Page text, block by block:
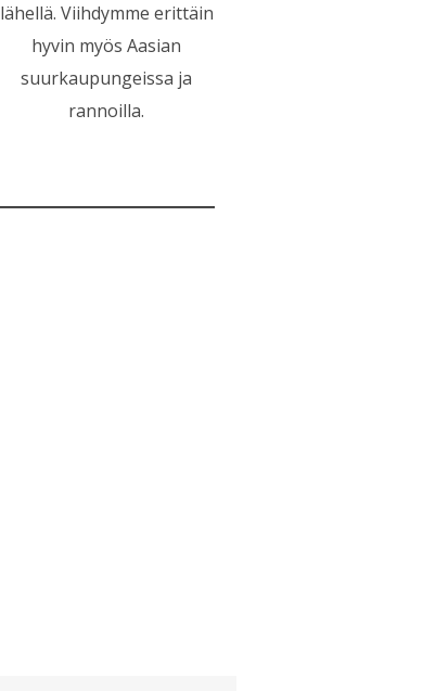
lähellä. Viihdymme erittäin
hyvin myös Aasian
suurkaupungeissa ja
rannoilla.